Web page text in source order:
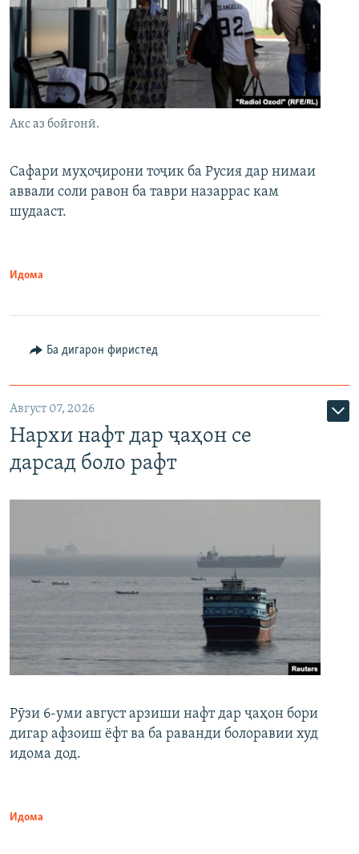
Акс аз бойгонӣ.
Сафари муҳоҷирони тоҷик ба Русия дар нимаи
аввали соли равон ба таври назаррас кам
шудааст.
Идома
Ба дигарон фиристед
Август 07, 2026
Нархи нафт дар ҷаҳон се
дарсад боло рафт
Рӯзи 6-уми август арзиши нафт дар ҷаҳон бори
дигар афзоиш ёфт ва ба раванди болоравии худ
идома дод.
Идома